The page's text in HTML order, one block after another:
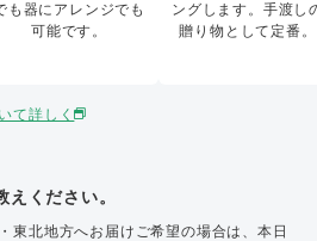
も器にアレンジでも
可能です。
ングします。手渡し
贈り物として定番。
て詳しく
えください。
東北地方へお届けご希望の場合は、本日